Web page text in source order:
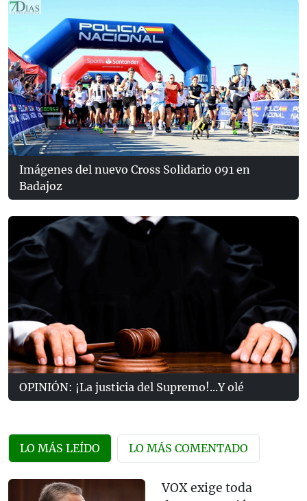
Imágenes del nuevo Cross Solidario 091 en
Badajoz
OPINIÓN: ¡La justicia del Supremo!...Y olé
LO MÁS LEÍDO LO MÁS COMENTADO
VOX exige toda